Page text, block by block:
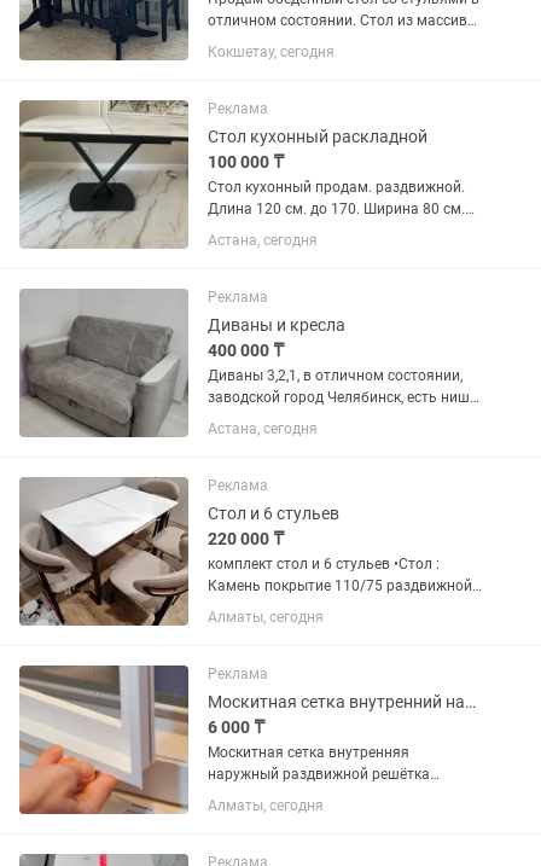
отличном состоянии. Стол из массива
дуба, прочный и устойчивый.
Раздвижной механизм увеличивает
стулья. Мебель бережно...
Кокшетау, сегодня
Реклама
Стол кухонный раскладной
100 000 ₸
Стол кухонный продам. раздвижной.
Длина 120 см. до 170. Ширина 80 см.
Высота 77 см.
Астана, сегодня
Реклама
Диваны и кресла
400 000 ₸
Диваны 3,2,1, в отличном состоянии,
заводской город Челябинск, есть ниша
в трёх диванах, Размеры: 1) 2м,30см в
длину 2) 1,55см в длину 3) 1м в длину В
водонепроницаемый,...
Астана, сегодня
Реклама
Стол и 6 стульев
220 000 ₸
комплект стол и 6 стульев •Стол :
Камень покрытие 110/75 раздвижной
до 140 •Стулья: Луна мешковина
темный каркас 6 шт за 220 000 тыс ,
просчитались с размером
Алматы, сегодня
Реклама
Москитная сетка внутренний наружный раздвижной
6 000 ₸
Москитная сетка внутренняя
наружный раздвижной решётка
защита от детей ручка для
пластиковые окон и двери
Алматы, сегодня
Реклама